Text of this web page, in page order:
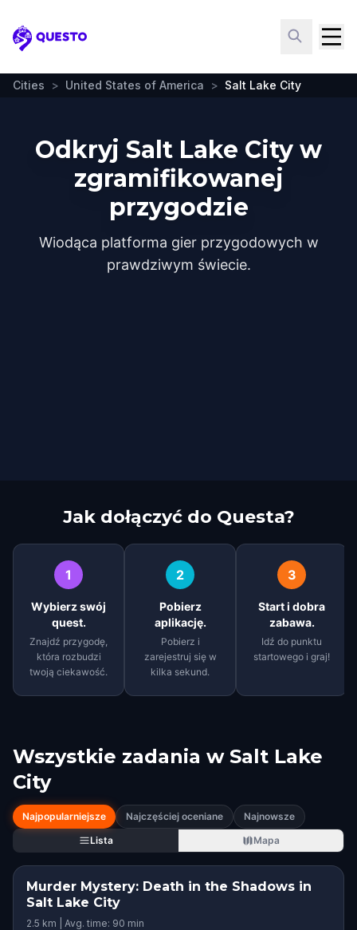
Questo
Cities > United States of America > Salt Lake City
Odkryj Salt Lake City w
zgramifikowanej
przygodzie
Wiodąca platforma gier przygodowych w
prawdziwym świecie.
Jak dołączyć do Questa?
1
Wybierz swój
quest.
Znajdź przygodę,
która rozbudzi
twoją ciekawość.
2
Pobierz
aplikację.
Pobierz i
zarejestruj się w
kilka sekund.
3
Start i dobra
zabawa.
Idź do punktu
startowego i graj!
Wszystkie zadania w Salt Lake
City
Najpopularniejsze Najczęściej oceniane
Najnowsze
Lista
Mapa
Murder Mystery: Death in the Shadows in
Salt Lake City
2.5 km | Avg. time: 90 min